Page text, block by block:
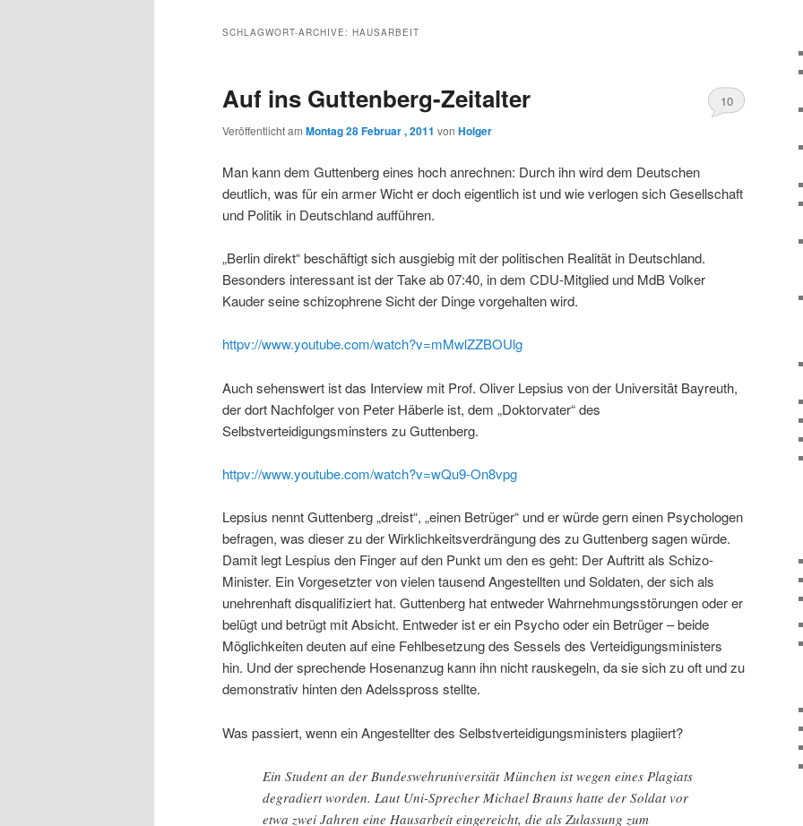
wechseln
SCHLAGWORT-ARCHIVE: HAUSARBEIT
Auf ins Guttenberg-Zeitalter
Veröffentlicht am Montag 28 Februar , 2011 von Holger
10
Man kann dem Guttenberg eines hoch anrechnen: Durch ihn wird dem Deutschen
deutlich, was für ein armer Wicht er doch eigentlich ist und wie verlogen sich Gesellschaft
und Politik in Deutschland aufführen.
„Berlin direkt“ beschäftigt sich ausgiebig mit der politischen Realität in Deutschland.
Besonders interessant ist der Take ab 07:40, in dem CDU-Mitglied und MdB Volker
Kauder seine schizophrene Sicht der Dinge vorgehalten wird.
httpv://www.youtube.com/watch?v=mMwlZZBOUlg
Auch sehenswert ist das Interview mit Prof. Oliver Lepsius von der Universität Bayreuth,
der dort Nachfolger von Peter Häberle ist, dem „Doktorvater“ des
Selbstverteidigungsminsters zu Guttenberg.
httpv://www.youtube.com/watch?v=wQu9-On8vpg
Lepsius nennt Guttenberg „dreist“, „einen Betrüger“ und er würde gern einen Psychologen
befragen, was dieser zu der Wirklichkeitsverdrängung des zu Guttenberg sagen würde.
Damit legt Lespius den Finger auf den Punkt um den es geht: Der Auftritt als Schizo-
Minister. Ein Vorgesetzter von vielen tausend Angestellten und Soldaten, der sich als
unehrenhaft disqualifiziert hat. Guttenberg hat entweder Wahrnehmungsstörungen oder er
belügt und betrügt mit Absicht. Entweder ist er ein Psycho oder ein Betrüger – beide
Möglichkeiten deuten auf eine Fehlbesetzung des Sessels des Verteidigungsministers
hin. Und der sprechende Hosenanzug kann ihn nicht rauskegeln, da sie sich zu oft und zu
demonstrativ hinten den Adelsspross stellte.
Was passiert, wenn ein Angestellter des Selbstverteidigungsministers plagiiert?
Ein Student an der Bundeswehruniversität München ist wegen eines Plagiats
degradiert worden. Laut Uni-Sprecher Michael Brauns hatte der Soldat vor
etwa zwei Jahren eine Hausarbeit eingereicht, die als Zulassung zum